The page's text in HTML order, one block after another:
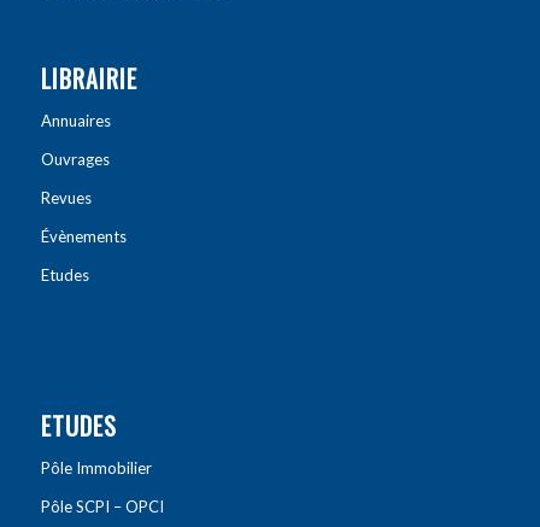
LIBRAIRIE
Annuaires
Ouvrages
Revues
Évènements
Etudes
ETUDES
Pôle Immobilier
Pôle SCPI – OPCI